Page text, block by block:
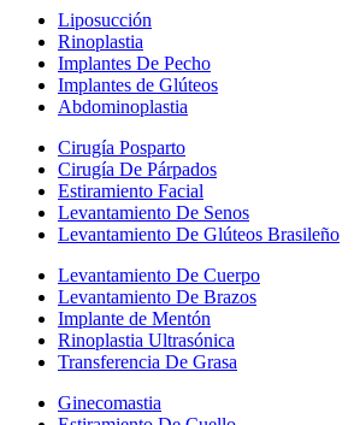
Liposucción
Rinoplastia
Implantes De Pecho
Implantes de Glúteos
Abdominoplastia
Cirugía Posparto
Cirugía De Párpados
Estiramiento Facial
Levantamiento De Senos
Levantamiento De Glúteos Brasileño
Levantamiento De Cuerpo
Levantamiento De Brazos
Implante de Mentón
Rinoplastia Ultrasónica
Transferencia De Grasa
Ginecomastia